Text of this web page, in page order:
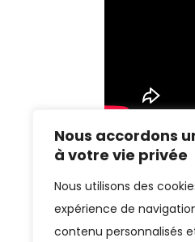
Nous accordons
à votre vie privée
Nous utilisons des
expérience de
contenu personnalisés